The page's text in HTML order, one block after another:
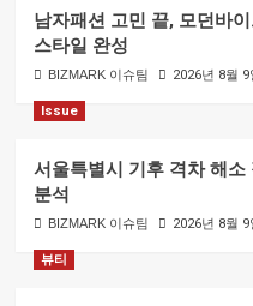
남자패션 고민 끝, 모던바
스타일 완성
BIZMARK 이슈팀 2026년 8월 9
Issue
서울특별시 기후 격차 해
분석
BIZMARK 이슈팀 2026년 8월 9
뷰티